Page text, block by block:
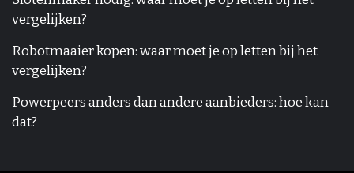
vergelijken?
Robotmaaier kopen: waar moet je op letten bij het
vergelijken?
Powerpeers anders dan andere aanbieders: hoe kan
dat?